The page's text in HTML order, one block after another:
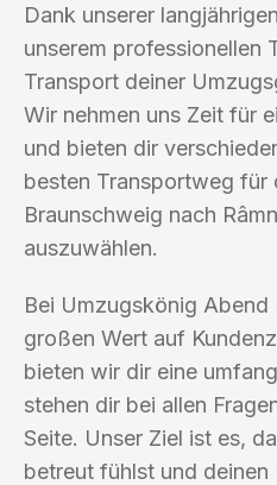
Dank unserer
unserem professionellen
Transport deiner
Wir nehmen uns Zeit für
und bieten dir
besten Transportweg für
Braunschweig nach
auszuwählen.
Bei Umzugskönig
großen Wert auf
bieten wir dir eine
stehen dir bei allen
Seite. Unser Ziel ist es,
betreut fühlst und deinen